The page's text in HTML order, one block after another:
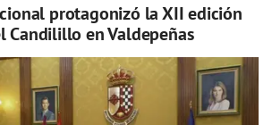
protagonizó la XII edición
Candilillo en Valdepeñas